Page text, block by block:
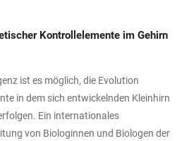
Kontrollelemente im Gehirn
ist es möglich, die Evolution
in dem sich entwickelnden Kleinhirn
Ein internationales
von Biologinnen und Biologen der